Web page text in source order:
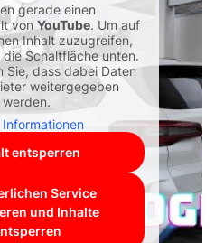
gerade einen
vonYouTube. Um auf
Inhalt zuzugreifen,
Schaltfläche unten.
Sie, dass dabei Daten
weitergegeben
werden.
Informationen
entsperren
Service
und Inhalte